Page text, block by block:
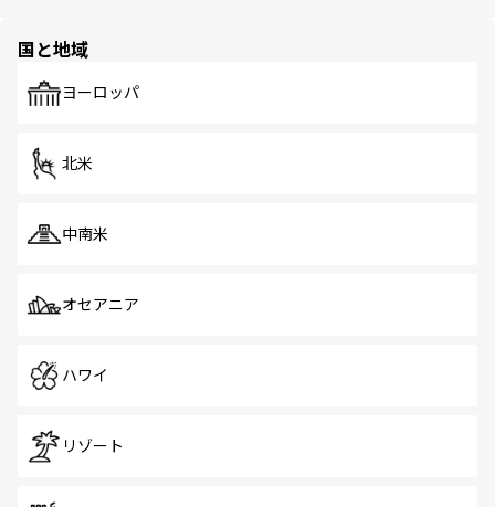
で、ホーカーズは地元の風情を楽しめる外せないスポット
国と地域
ヨーロッパ
北米
中南米
オセアニア
ハワイ
リゾート